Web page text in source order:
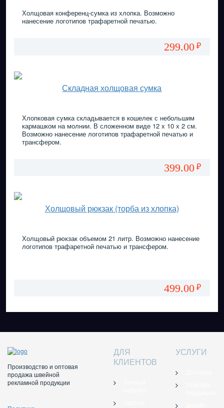
Холщовая конференц-сумка из хлопка. Возможно
нанесение логотипов трафаретной печатью.
299.00 ₽
Складная холщовая сумка
Хлопковая сумка складывается в кошелек с небольшим
кармашком на молнии. В сложенном виде 12 х 10 х 2 см.
Возможно нанесение логотипов трафаретной печатью и
трансфером.
399.00 ₽
Холщовый рюкзак (торба из хлопка)
Холщовый рюкзак объемом 21 литр. Возможно нанесение
логотипов трафаретной печатью и трансфером.
499.00 ₽
Производство и оптовая
продажа швейной
рекламной продукции
ДЛЯ
КЛИЕНТОВ
УСЛУГИ